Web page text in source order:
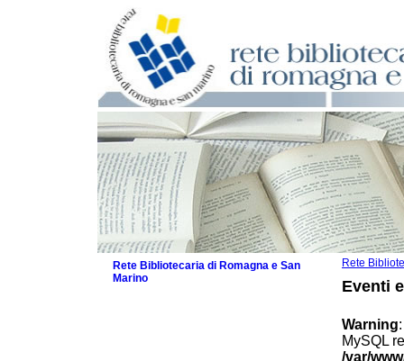
Rete
Eventi
Warning
MySQL
/var/
Rete Bibliotecaria di Romagna e San
Marino